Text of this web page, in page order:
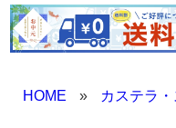
HOME » カステラ